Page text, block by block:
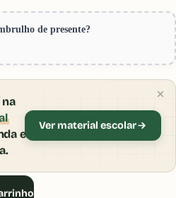
Virtual.
de presente?
na
e
Ver material escolar